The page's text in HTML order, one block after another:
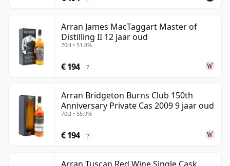
Arran James MacTaggart Master of
Distilling II 12 jaar oud
70cl • 51.8%
€ 194 ?
Arran Bridgeton Burns Club 150th
Anniversary Private Cas 2009 9 jaar oud
70cl • 55.9%
€ 194 ?